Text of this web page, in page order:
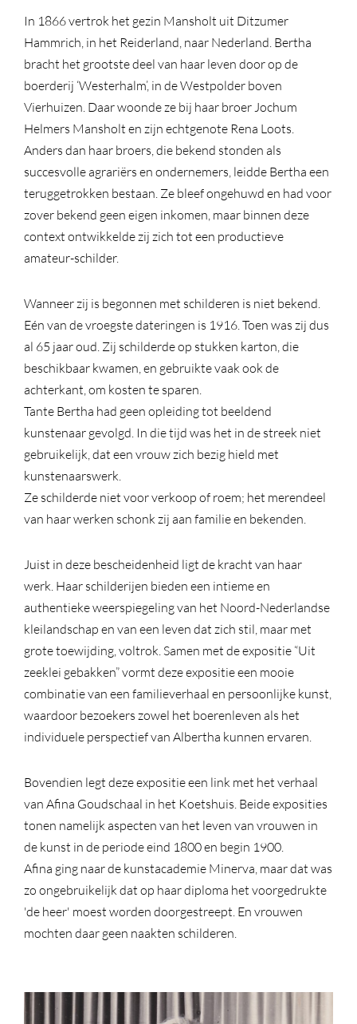
In 1866 vertrok het gezin Mansholt uit Ditzumer
Hammrich, in het Reiderland, naar Nederland. Bertha
bracht het grootste deel van haar leven door op de
boerderij ‘Westerhalm’, in de Westpolder boven
Vierhuizen. Daar woonde ze bij haar broer Jochum
Helmers Mansholt en zijn echtgenote Rena Loots.
Anders dan haar broers, die bekend stonden als
succesvolle agrariërs en ondernemers, leidde Bertha een
teruggetrokken bestaan. Ze bleef ongehuwd en had voor
zover bekend geen eigen inkomen, maar binnen deze
context ontwikkelde zij zich tot een productieve
amateur-schilder.
Wanneer zij is begonnen met schilderen is niet bekend.
Eén van de vroegste dateringen is 1916. Toen was zij dus
al 65 jaar oud. Zij schilderde op stukken karton, die
beschikbaar kwamen, en gebruikte vaak ook de
achterkant, om kosten te sparen.
Tante Bertha had geen opleiding tot beeldend
kunstenaar gevolgd. In die tijd was het in de streek niet
gebruikelijk, dat een vrouw zich bezig hield met
kunstenaarswerk.
Ze schilderde niet voor verkoop of roem; het merendeel
van haar werken schonk zij aan familie en bekenden.
Juist in deze bescheidenheid ligt de kracht van haar
werk. Haar schilderijen bieden een intieme en
authentieke weerspiegeling van het Noord-Nederlandse
kleilandschap en van een leven dat zich stil, maar met
grote toewijding, voltrok. Samen met de expositie “Uit
zeeklei gebakken” vormt deze expositie een mooie
combinatie van een familieverhaal en persoonlijke kunst,
waardoor bezoekers zowel het boerenleven als het
individuele perspectief van Albertha kunnen ervaren.
Bovendien legt deze expositie een link met het verhaal
van Afina Goudschaal in het Koetshuis. Beide exposities
tonen namelijk aspecten van het leven van vrouwen in
de kunst in de periode eind 1800 en begin 1900.
Afina ging naar de kunstacademie Minerva, maar dat was
zo ongebruikelijk dat op haar diploma het voorgedrukte
'de heer' moest worden doorgestreept. En vrouwen
mochten daar geen naakten schilderen.